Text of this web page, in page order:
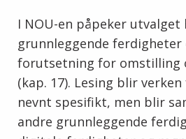
I NOU-en påpeker utvalget
grunnleggende ferdigheter
forutsetning for omstilling
(kap. 17). Lesing blir
nevnt spesifikt, men blir
andre grunnleggende